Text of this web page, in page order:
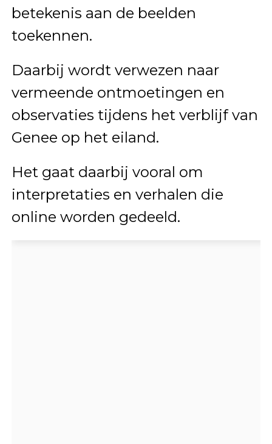
betekenis aan de beelden
toekennen.
Daarbij wordt verwezen naar
vermeende ontmoetingen en
observaties tijdens het verblijf van
Genee op het eiland.
Het gaat daarbij vooral om
interpretaties en verhalen die
online worden gedeeld.